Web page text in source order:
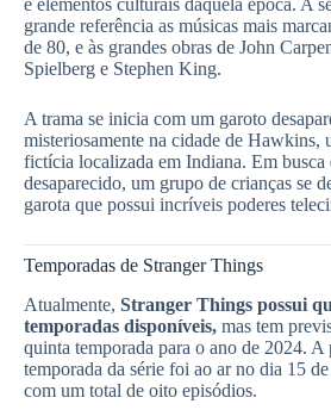
grande referência as músicas mais
de 80, e às grandes obras de John
Spielberg e Stephen King.
A trama se inicia com um garoto
misteriosamente na cidade de Hawkins,
fictícia localizada em Indiana. Em busca
desaparecido, um grupo de crianças se
garota que possui incríveis poderes
Temporadas de Stranger Things
Atualmente, Stranger Things possui
temporadas disponíveis, mas tem
quinta temporada para o ano de 2024. A
temporada da série foi ao ar no dia 15
com um total de oito episódios.